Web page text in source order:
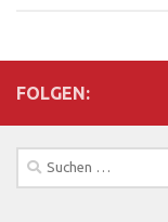
FOLGEN:
Suchen
nach: